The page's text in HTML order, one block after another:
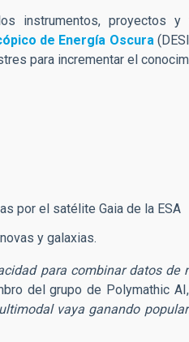
instrumentos, proyectos y
de Energía Oscura
para incrementar el
por el satélite Gaia de la ESA
y galaxias.
para combinar datos de
del grupo de Polymathic
vaya ganando